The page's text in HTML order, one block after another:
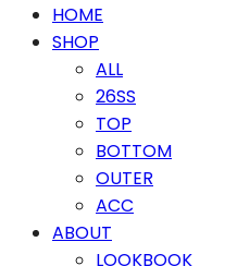
HOME
SHOP
ALL
26SS
TOP
BOTTOM
OUTER
ACC
ABOUT
LOOKBOOK